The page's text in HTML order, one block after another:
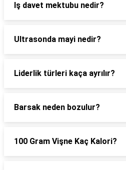
Iş davet mektubu nedir?
Ultrasonda mayi nedir?
Liderlik türleri kaça ayrılır?
Barsak neden bozulur?
100 Gram Vişne Kaç Kalori?